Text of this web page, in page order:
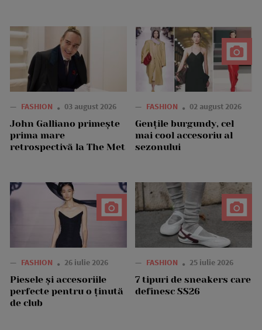
— FASHION 03 august 2026
John Galliano primește
prima mare
retrospectivă la The Met
— FASHION 02 august 2026
Gențile burgundy, cel
mai cool accesoriu al
sezonului
— FASHION 26 iulie 2026
Piesele și accesoriile
perfecte pentru o ținută
de club
— FASHION 25 iulie 2026
7 tipuri de sneakers care
definesc SS26